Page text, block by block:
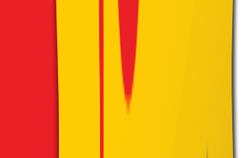
na štíty a kôš plný dobrôt – presne
si
piknikový kôš
zážitok. Stačí si vybrať typ,
recepcii.
s MYAPLEND